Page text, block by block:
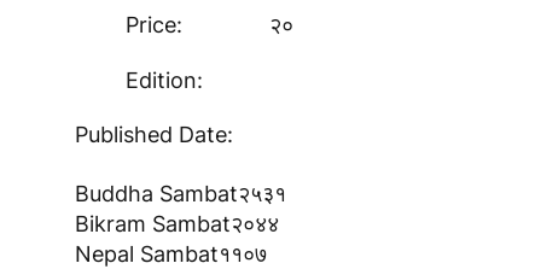
Price: २०
Edition:
Published Date:
Buddha Sambat२५३१
Bikram Sambat२०४४
Nepal Sambat११०७